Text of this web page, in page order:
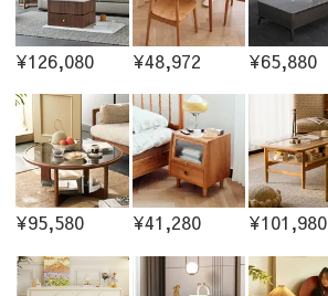
¥126,080 ¥48,972 ¥65,880
¥95,580 ¥41,280 ¥101,980